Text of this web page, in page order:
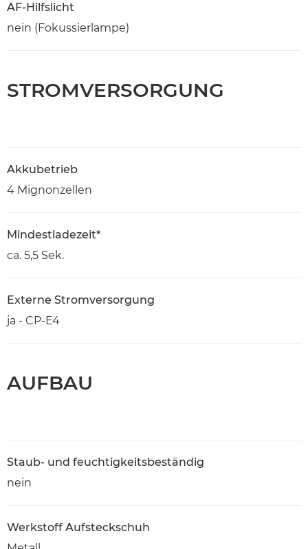
AF-Hilfslicht
nein (Fokussierlampe)
STROMVERSORGUNG
Akkubetrieb
4 Mignonzellen
Mindestladezeit*
ca. 5,5 Sek.
Externe Stromversorgung
ja - CP-E4
AUFBAU
Staub- und feuchtigkeitsbeständig
nein
Werkstoff Aufsteckschuh